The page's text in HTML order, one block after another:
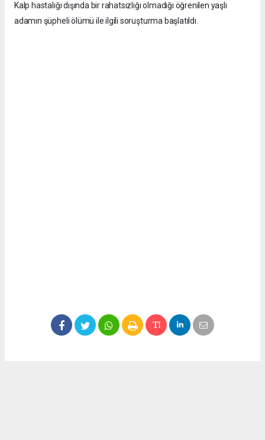
Kalp hastalığı dışında bir rahatsızlığı olmadığı öğrenilen yaşlı
adamın şüpheli ölümü ile ilgili soruşturma başlatıldı.